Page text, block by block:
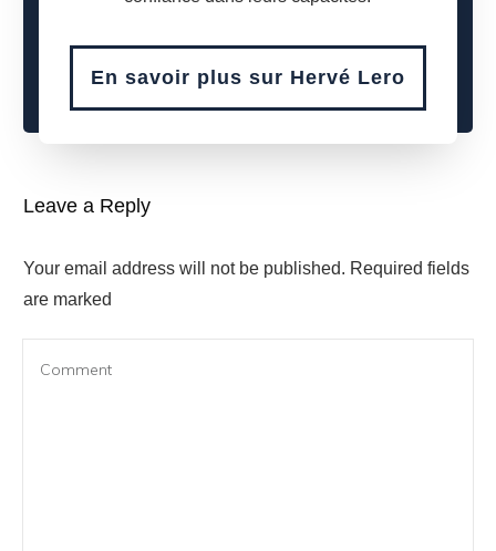
En savoir plus sur Hervé Lero
Leave a Reply
Your email address will not be published. Required fields
are marked